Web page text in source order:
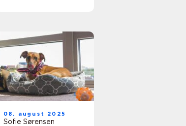
08. august 2025
Sofie Sørensen